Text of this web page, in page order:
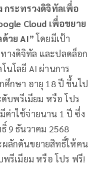
กระทรวงดิจิทัลเพื่อ
Cloud เพื่อขยาย
วย AI” โดยมีเป้า
างดิจิทัล และปลดล็อก
นโลยี AI ผ่านการ
กษา อายุ 18 ปี ขึ้นไป
ดับพรีเมียม หรือ โปร
ค่าใช้จ่ายนาน 1 ปี ซึ่ง
9 ธันวาคม 2568
ลักดันขยายสิทธิ์ให้คน
รีเมียม หรือ โปร ฟรี!